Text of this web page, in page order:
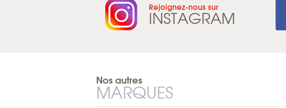
Rejoignez-nous sur
INSTAGRAM
Nos autres
MARQUES